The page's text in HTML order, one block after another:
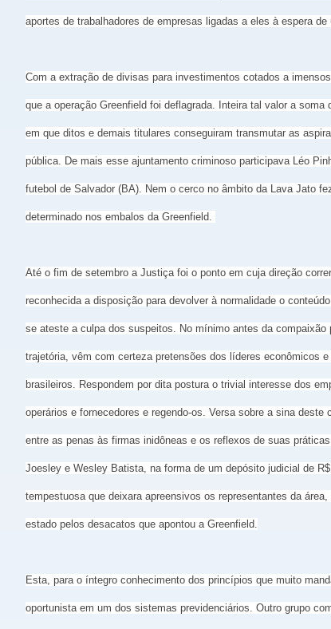
aportes de trabalhadores de empresas ligadas a eles à espera
Com a extração de divisas para investimentos cotados a
que a operação Greenfield foi deflagrada. Inteira tal valor a
em que ditos e demais titulares conseguiram transmutar as
pública. De mais esse ajuntamento criminoso participava Léo
futebol de Salvador (BA). Nem o cerco no âmbito da Lava Jato
determinado nos embalos da Greenfield.
Até o fim de setembro a Justiça foi o ponto em cuja direção
reconhecida a disposição para devolver à normalidade o
se ateste a culpa dos suspeitos. No mínimo antes da
trajetória, vêm com certeza pretensões dos líderes econômicos
brasileiros. Respondem por dita postura o trivial interesse dos
operários e fornecedores e regendo-os. Versa sobre a sina
entre as penas às firmas inidôneas e os reflexos de suas
Joesley e Wesley Batista, na forma de um depósito judicial de
tempestuosa que deixara apreensivos os representantes da
estado pelos desacatos que apontou a Greenfield.
Esta, para o íntegro conhecimento dos princípios que muito
oportunista em um dos sistemas previdenciários. Outro grupo